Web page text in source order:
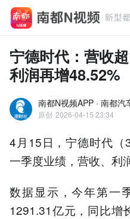
宁德时代：营收
利润再增48.52%
南都N视频APP · 南都汽
原创 2026-04-15 23:34
4月15日，宁德时代（
一季度业绩，营收、利
数据显示，今年第一
1291.31亿元，同比增